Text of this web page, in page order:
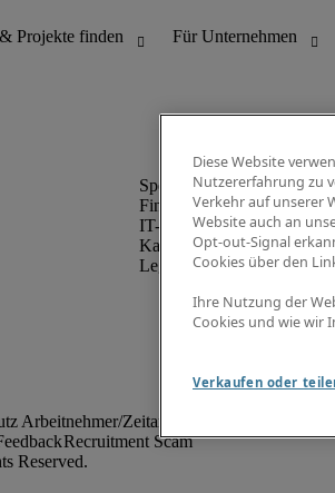
Finanz- &
IT-Bereich
Kaufmännischer Bereich
Legal
Arbeitnehmer/Zeitarbeitskräfte
Recruitment Scam
Diese Website
Nutzererfahrung zu
Verkehr auf unserer
Website auch an
Opt-out-Signal
Cookies über den
Ihre Nutzung der
Cookies und wie wir
Verkaufen oder